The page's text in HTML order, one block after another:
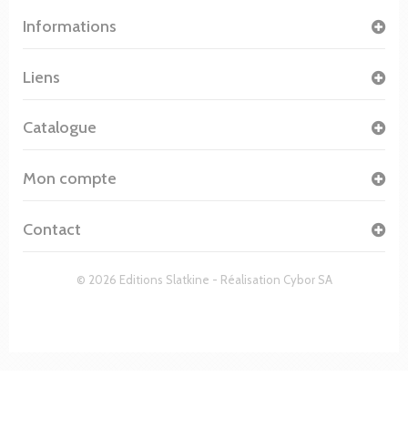
Informations
© 2026 Editions Slatkine - Réalisation Cybor SA
Liens
Catalogue
Mon compte
Contact